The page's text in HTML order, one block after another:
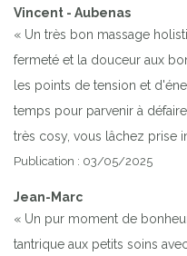
ESPRIT POUR VIVRE
UNIQUE AU CONTACT
Vincent - Aubenas
« Un très bon massage
fermeté et la douceur aux
les points de tension et
temps pour parvenir à
très cosy, vous lâchez prise
Publication : 03/05/2025
Jean-Marc
« Un pur moment de
tantrique aux petits soins